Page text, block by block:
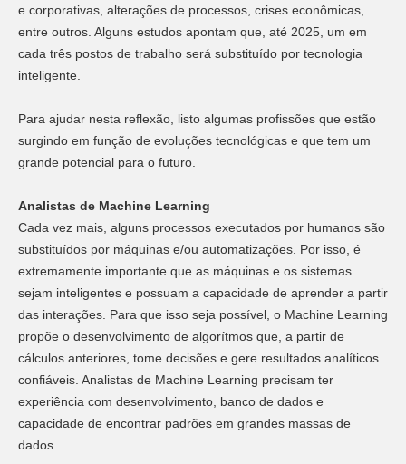
e corporativas, alterações de processos, crises econômicas,
entre outros. Alguns estudos apontam que, até 2025, um em
cada três postos de trabalho será substituído por tecnologia
inteligente.
Para ajudar nesta reflexão, listo algumas profissões que estão
surgindo em função de evoluções tecnológicas e que tem um
grande potencial para o futuro.
Analistas de Machine Learning
Cada vez mais, alguns processos executados por humanos são
substituídos por máquinas e/ou automatizações. Por isso, é
extremamente importante que as máquinas e os sistemas
sejam inteligentes e possuam a capacidade de aprender a partir
das interações. Para que isso seja possível, o Machine Learning
propõe o desenvolvimento de algorítmos que, a partir de
cálculos anteriores, tome decisões e gere resultados analíticos
confiáveis. Analistas de Machine Learning precisam ter
experiência com desenvolvimento, banco de dados e
capacidade de encontrar padrões em grandes massas de
dados.